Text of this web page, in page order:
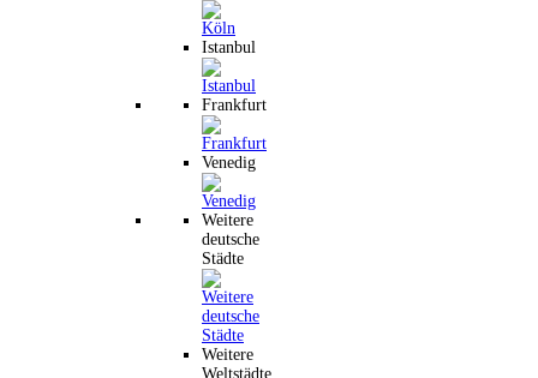
Istanbul
Frankfurt
Venedig
Weitere
deutsche
Städte
Weitere
Weltstädte